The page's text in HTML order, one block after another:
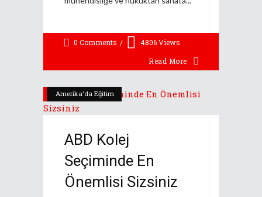
0 Comments 4806Views
Read More
Amerika'da Eğitim
ABD Kolej
Seçiminde En
Önemlisi Sizsiniz